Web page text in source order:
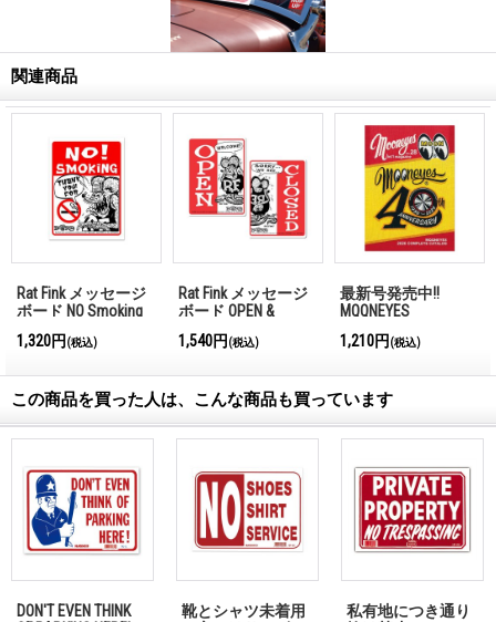
関連商品
Rat Fink メッセージ
ボード NO Smoking
1,320円 (税込)
Rat Fink メッセージ
ボード OPEN &
1,540円 (税込)
最新号発売中!!
MQQNEYES
Magazine No.28 2026
1,210円 (税込)
この商品を買った人は、こんな商品も買っています
DON'T EVEN THINK
靴とシャツ未着用
私有地につき通り